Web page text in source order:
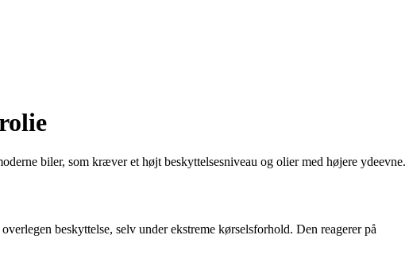
biler, som kræver et højt beskyttelsesniveau og olier med højere ydeevne.
beskyttelse, selv under ekstreme kørselsforhold. Den reagerer på